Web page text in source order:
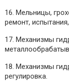
16. Мельницы,
ремонт,
17. Механизмы
18. Механизмы
регулировка.